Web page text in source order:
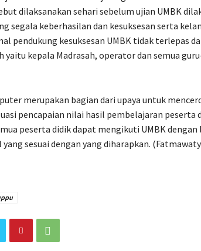
dilaksanakan sehari sebelum ujian UMBK
segala keberhasilan dan kesuksesan serta
pendukung kesuksesan UMBK tidak terlepas
kepala Madrasah, operator dan semua
merupakan bagian dari upaya untuk
pencapaian nilai hasil pembelajaran peserta
peserta didik dapat mengikuti UMBK dengan
sesuai dengan yang diharapkan.